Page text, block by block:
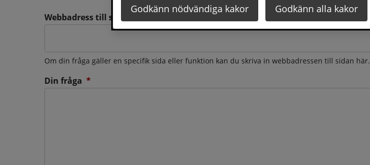
Godkänn nödvändiga kakor Godkänn alla kakor
Webbadress till sidan som frågan berör
Om din fråga gäller en specifik sida eller funktion kan du skriva in webbadressen till sidan här.
Din fråga *